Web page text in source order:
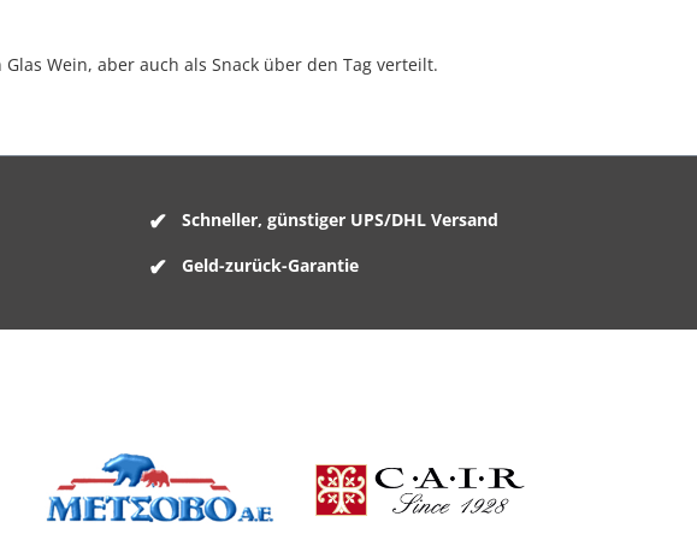
Wein, aber auch als Snack über den Tag verteilt.
Schneller, günstiger UPS/DHL Versand
Geld-zurück-Garantie